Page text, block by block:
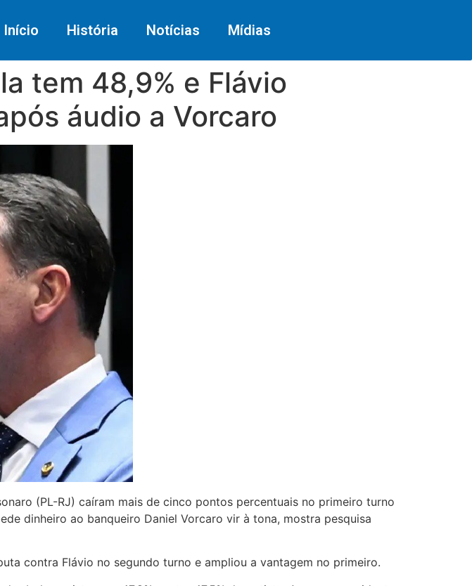
Início História Notícias Mídias
tem 48,9% e Flávio
áudio a Vorcaro
(PL-RJ) caíram mais de cinco pontos percentuais no primeiro turno
dinheiro ao banqueiro Daniel Vorcaro vir à tona, mostra pesquisa
contra Flávio no segundo turno e ampliou a vantagem no primeiro.